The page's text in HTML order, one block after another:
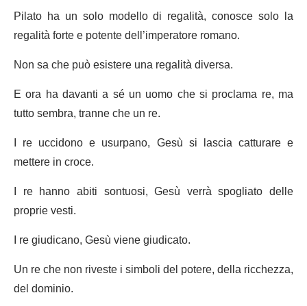
Pilato ha un solo modello di regalità, conosce solo la
regalità forte e potente dell’imperatore romano.
Non sa che può esistere una regalità diversa.
E ora ha davanti a sé un uomo che si proclama re, ma
tutto sembra, tranne che un re.
I re uccidono e usurpano, Gesù si lascia catturare e
mettere in croce.
I re hanno abiti sontuosi, Gesù verrà spogliato delle
proprie vesti.
I re giudicano, Gesù viene giudicato.
Un re che non riveste i simboli del potere, della ricchezza,
del dominio.